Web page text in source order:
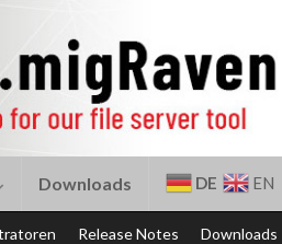
Downloads DE EN
Release Notes Downloads